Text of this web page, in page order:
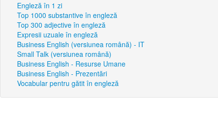
Engleză în 1 zi
Top 1000 substantive în engleză
Top 300 adjective în engleză
Expresii uzuale în engleză
Business English (versiunea română) - IT
Small Talk (versiunea română)
Business English - Resurse Umane
Business English - Prezentări
Vocabular pentru gătit în engleză